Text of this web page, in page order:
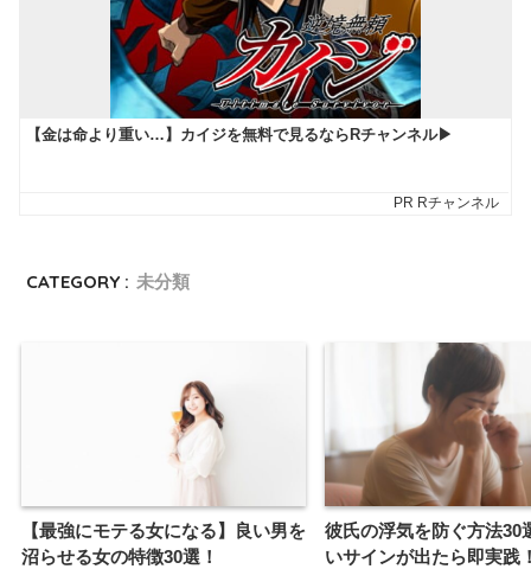
CATEGORY : 未分類
【最強にモテる女になる】良い男を
沼らせる女の特徴30選！
彼氏の浮気を防ぐ方法30
いサインが出たら即実践